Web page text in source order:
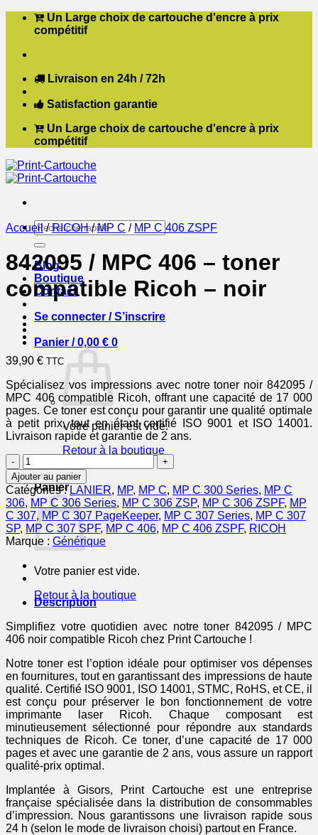
Passer Un Large choix de cartouche d'encre à prix
compétitif
Livraison en 24h / 72h
Satisfaction garantie
Un Large choix de cartouche d'encre à prix
compétitif
Recherche
pour :
Blog
Boutique
Contact
Se connecter / S’inscrire
Panier /0,00 € 0
Votre panier est vide.
Retour à la boutique
0
Panier
Votre panier est vide.
Retour à la boutique
Accueil / RICOH / MP C / MP C 406 ZSPF
842095 / MPC 406 – toner
compatible Ricoh – noir
39,90 € TTC
Spécialisez vos impressions avec notre toner noir 842095 /
MPC 406 compatible Ricoh, offrant une capacité de 17 000
pages. Ce toner est conçu pour garantir une qualité optimale
à petit prix, tout en étant certifié ISO 9001 et ISO 14001.
Livraison rapide et garantie de 2 ans.
quantité
de
842095
/
MPC
406
-
toner
compatible
Ricoh
noir
Ajouter au panier
Catégories : LANIER, MP, MP C, MP C 300 Series, MP C
306, MP C 306 Series, MP C 306 ZSP, MP C 306 ZSPF, MP
C 307, MP C 307 PageKeeper, MP C 307 Series, MP C 307
SP, MP C 307 SPF, MP C 406, MP C 406 ZSPF, RICOH
Marque : Générique
Description
Simplifiez votre quotidien avec notre toner 842095 / MPC
406 noir compatible Ricoh chez Print Cartouche !
Notre toner est l’option idéale pour optimiser vos dépenses
en fournitures, tout en garantissant des impressions de haute
qualité. Certifié ISO 9001, ISO 14001, STMC, RoHS, et CE, il
est conçu pour préserver le bon fonctionnement de votre
imprimante laser Ricoh. Chaque composant est
minutieusement sélectionné pour répondre aux standards
techniques de Ricoh. Ce toner, d’une capacité de 17 000
pages et avec une garantie de 2 ans, vous assure un rapport
qualité-prix optimal.
Implantée à Gisors, Print Cartouche est une entreprise
française spécialisée dans la distribution de consommables
d’impression. Nous garantissons une livraison rapide sous
24 h (selon le mode de livraison choisi) partout en France.